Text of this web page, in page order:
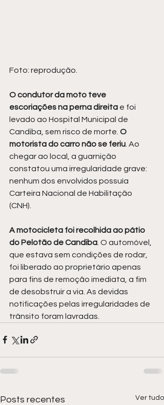
Foto: reprodução.
O condutor da moto teve
escoriações na perna direita e foi
levado ao Hospital Municipal de
Candiba, sem risco de morte. O
motorista do carro não se feriu . Ao
chegar ao local, a guarnição
constatou uma irregularidade grave:
nenhum dos envolvidos possuía
Carteira Nacional de Habilitação
(CNH).
A motocicleta foi recolhida ao pátio
do Pelotão de Candiba . O automóvel,
que estava sem condições de rodar,
foi liberado ao proprietário apenas
para fins de remoção imediata, a fim
de desobstruir a via. As devidas
notificações pelas irregularidades de
trânsito foram lavradas.
Posts recentes Ver tudo